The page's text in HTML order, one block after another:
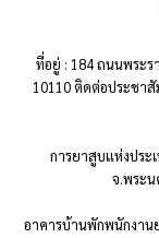
ที่อยู่ : 184 ถนนพระร
10110 ติดต่อประชา
การยาสูบแห่งประ
จ.พระน
อาคารบ้านพักพนักงาน